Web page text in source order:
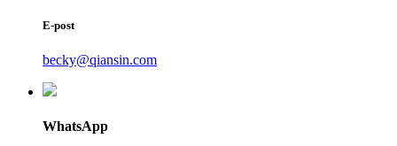
E-post
becky@qiansin.com
WhatsApp